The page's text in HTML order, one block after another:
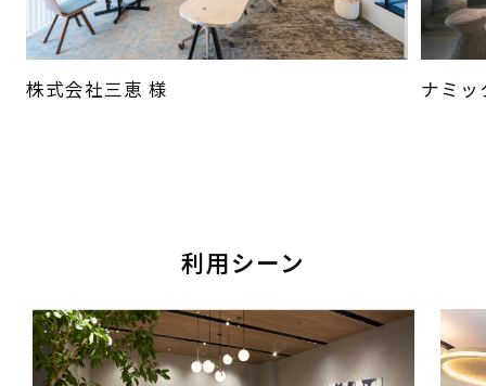
株式会社三恵 様 ナミッ
利用シーン